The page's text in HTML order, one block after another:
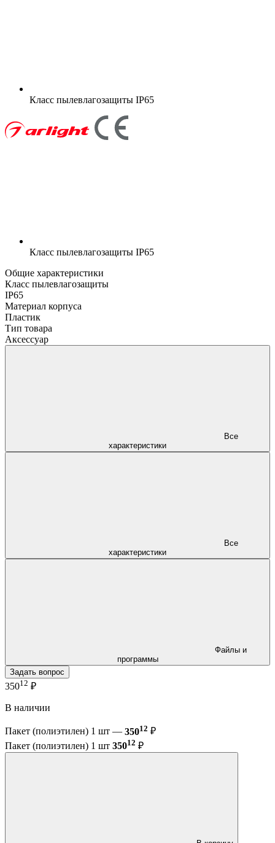
Класс пылевлагозащиты IP65
Класс пылевлагозащиты IP65
Общие характеристики
Класс пылевлагозащиты
IP65
Материал корпуса
Пластик
Тип товара
Аксессуар
характеристики
характеристики
программы
Задать вопрос
35012 ₽
В наличии
Пакет (полиэтилен) 1 шт — 35012 ₽
Пакет (полиэтилен) 1 шт 35012 ₽